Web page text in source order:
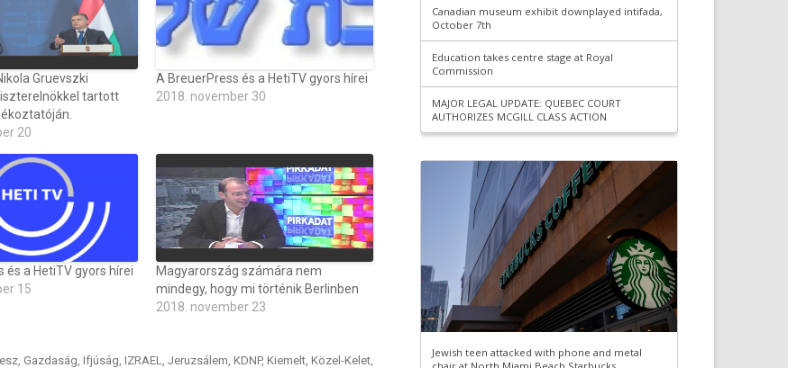
Gruevszki
tartott
20
A BreuerPress és a HetiTV gyors hírei
2018. november 30
és a HetiTV gyors hírei
15
Magyarország számára nem
mindegy, hogy mi történik Berlinben
2018. november 23
, Gazdaság, Ifjúság, IZRAEL, Jeruzsálem, KDNP, Kiemelt, Közel-Kelet,